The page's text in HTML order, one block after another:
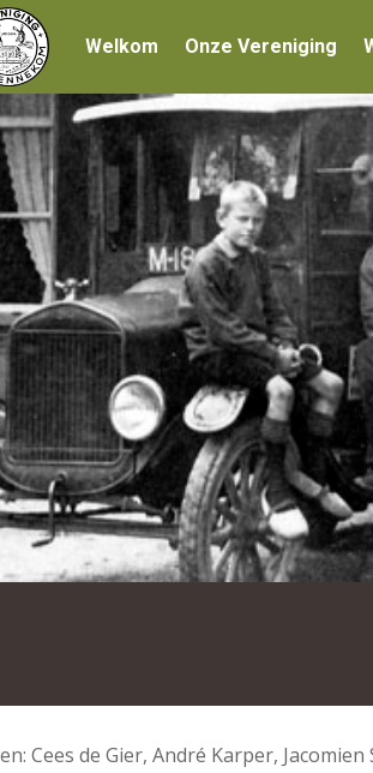
Welkom Onze Vereniging
Cees de Gier, André Karper,